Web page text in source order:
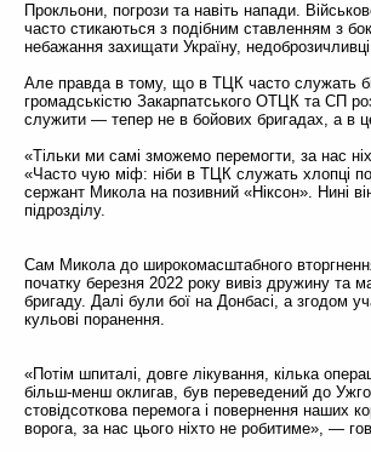
Прокльони, погрози та навіть напади.
часто стикаються з подібним ставленням з
небажання захищати Україну,
Але правда в тому, що в ТЦК часто служать
громадськістю Закарпатського ОТЦК та СП
служити — тепер не в бойових бригадах, а в
«Тільки ми самі зможемо перемогти, за нас
«Часто чую міф: ніби в ТЦК служать хлопці
сержант Микола на позивний «Ніксон». Нині
підрозділу.
Сам Микола до широкомасштабного
початку березня 2022 року вивіз дружину та
бригаду. Далі були бої на Донбасі, а згодом
кульові поранення.
«Потім шпиталі, довге лікування, кілька
більш-менш оклигав, був переведений до
стовідсоткова перемога і повернення наших
ворога, за нас цього ніхто не робитиме», —